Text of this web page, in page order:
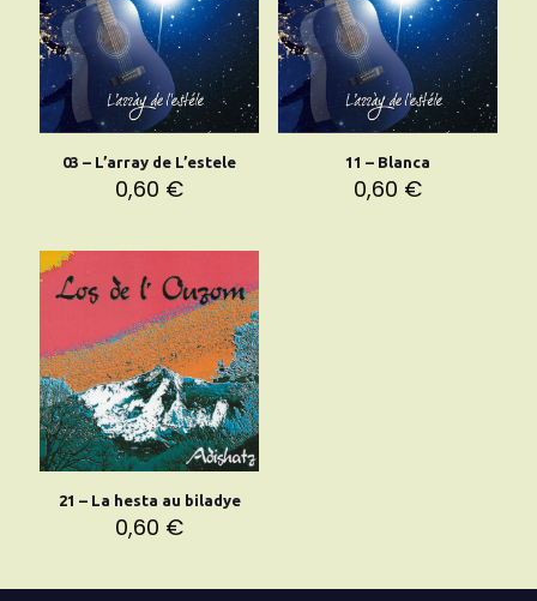
03 – L’array de L’estele
0,60 €
11 – Blanca
0,60 €
21 – La hesta au biladye
0,60 €